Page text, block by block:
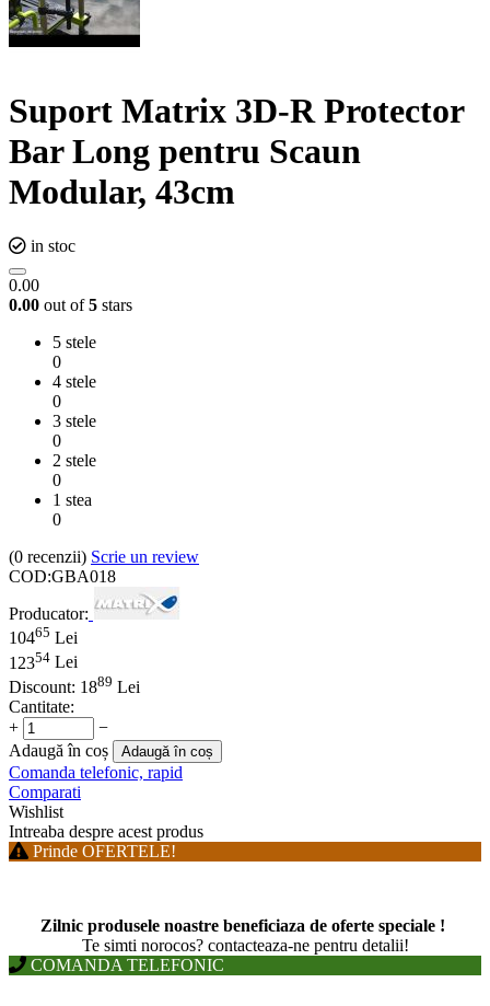
Suport Matrix 3D-R Protector
Bar Long pentru Scaun
Modular, 43cm
in stoc
0.00
0.00 out of5 stars
5 stele
0
4 stele
0
3 stele
0
2 stele
0
1 stea
0
(0 recenzii) Scrie un review
COD:GBA018
Producator:
10465 Lei
12354 Lei
Discount: 1889 Lei
Cantitate:
+
−
Adaugă în coș
Adaugă în coș
Comanda telefonic, rapid
Comparati
Wishlist
Intreaba despre acest produs
Prinde OFERTELE!
Zilnic produsele noastre beneficiaza de oferte speciale !
Te simti norocos? contacteaza-ne pentru detalii!
COMANDA TELEFONIC